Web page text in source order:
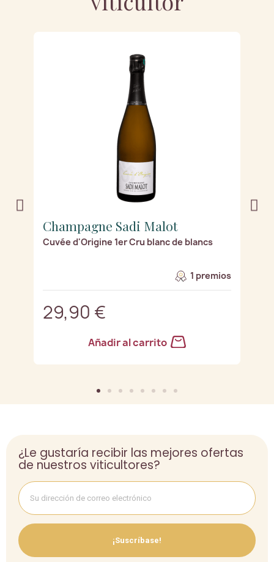
Champagne Sadi Malot
Cuvée d'Origine 1er Cru blanc de blancs
1 premios
29,90 €
Añadir al carrito
¿Le gustaría recibir las mejores ofertas
de nuestros viticultores?
¡Suscríbase!